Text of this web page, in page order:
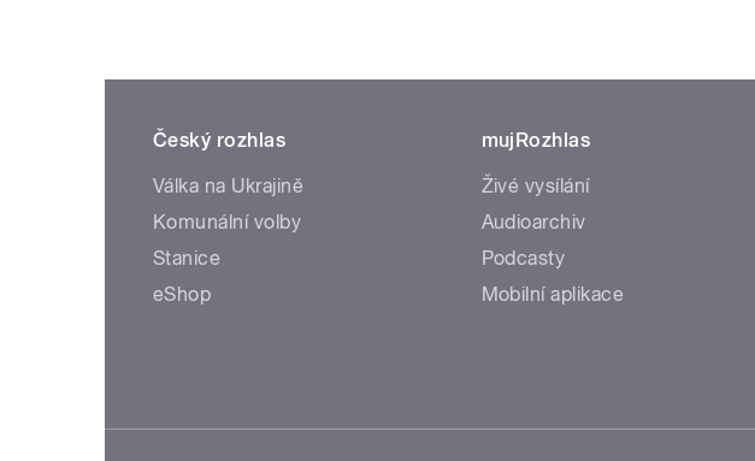
Český rozhlas
Válka na Ukrajině
Komunální volby
Stanice
eShop
mujRozhlas
Živé vysílání
Audioarchiv
Podcasty
Mobilní aplikace